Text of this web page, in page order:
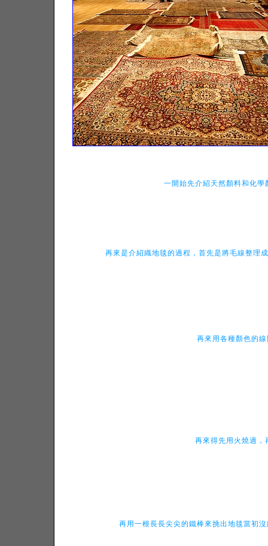
一開始先介紹天然顏料和化學
再來是介紹織地毯的過程，首先是將毛線整理
再來用各種顏色的
再來得先用火燒過，
再用一根長長尖尖的鐵棒來挑出地毯當初